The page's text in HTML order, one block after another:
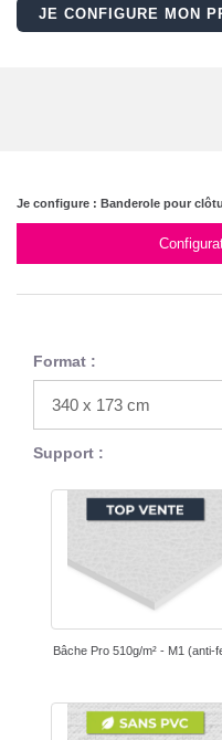
JE CONFIGURE MON
Je configure : Banderole pour
Format :
Support :
Bâche Pro 510g/m² - M1 (anti-